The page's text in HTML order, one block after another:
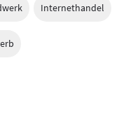
Internethandel